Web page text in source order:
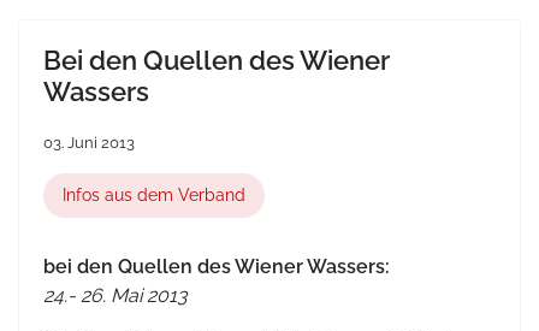
Bei den Quellen des Wiener
Wassers
03. Juni 2013
Infos aus dem Verband
bei den Quellen des Wiener Wassers:
24.- 26. Mai 2013